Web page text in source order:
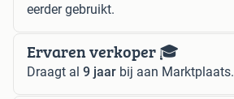
eerder gebruikt.
Ervaren verkoper 🎓
Draagt al 9 jaar bij aan Marktplaats.